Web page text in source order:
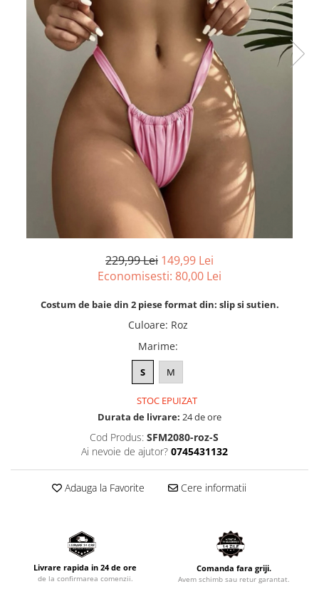
229,99 Lei 149,99 Lei
Economisesti: 80,00 Lei
Costum de baie din 2 piese format din: slip si sutien.
Culoare: Roz
Marime:
S M
STOC EPUIZAT
Durata de livrare: 24 de ore
Cod Produs: SFM2080-roz-S
Ai nevoie de ajutor? 0745431132
Adauga la Favorite Cere informatii
Livrare rapida in 24 de ore
de la confirmarea comenzii.
Comanda fara griji.
Avem schimb sau retur garantat.